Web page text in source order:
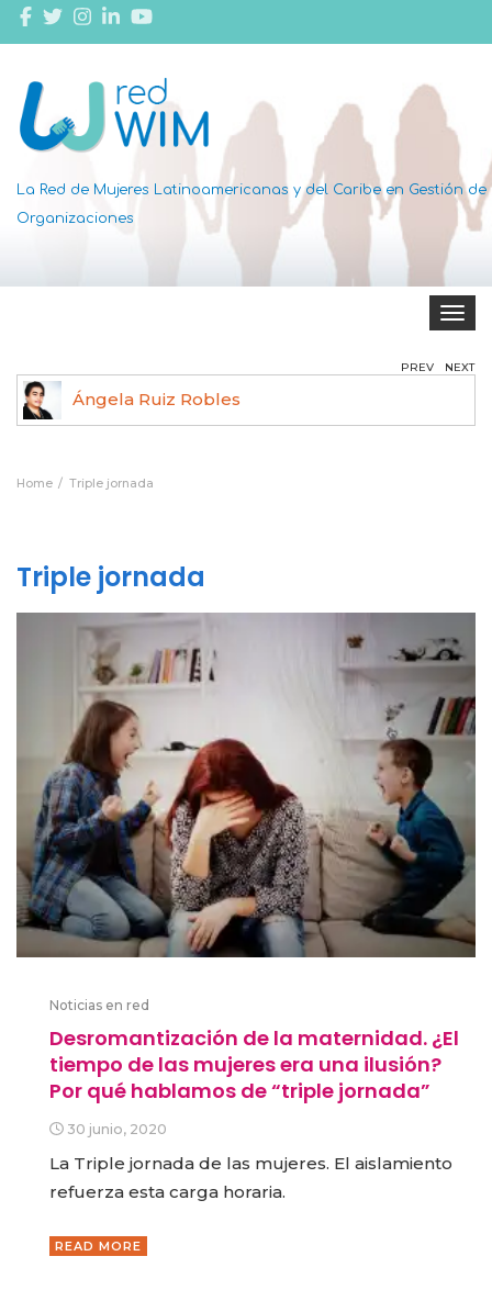
La Red de Mujeres Latinoamericanas y del Caribe en Gestión de
Organizaciones
Toggle
Ángela Ruiz Robles
PREV NEXT
Home Triple jornada
Triple jornada
Noticias en red
Desromantización de la maternidad. ¿El
tiempo de las mujeres era una ilusión?
Por qué hablamos de “triple jornada”
30 junio, 2020
La Triple jornada de las mujeres. El aislamiento
refuerza esta carga horaria.
READ MORE